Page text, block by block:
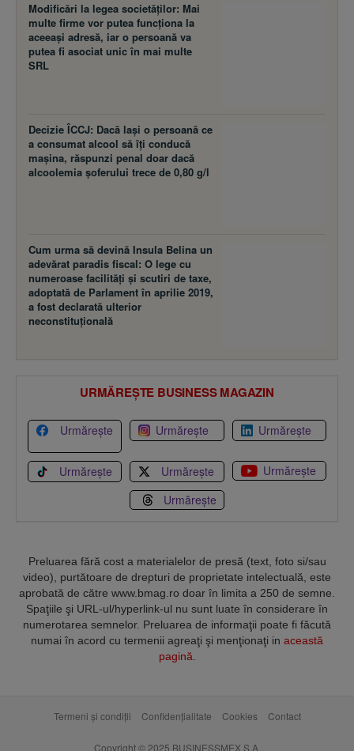
Modificări la legea societăţilor: Mai
multe firme vor putea funcţiona la
aceeaşi adresă, iar o persoană va
putea fi asociat unic în mai multe
SRL
Decizie ÎCCJ: Dacă laşi o persoană ce
a consumat alcool să îţi conducă
maşina, răspunzi penal doar dacă
alcoolemia şoferului trece de 0,80 g/l
Cum urma să devină Insula Belina un
adevărat paradis fiscal: O lege cu
numeroase facilităţi şi scutiri de taxe,
adoptată de Parlament în aprilie 2019,
a fost declarată ulterior
neconstituţională
URMĂREȘTE BUSINESS MAGAZIN
Urmărește Urmărește Urmărește
Urmărește Urmărește
Urmărește
Urmărește
Preluarea fără cost a materialelor de presă (text, foto si/sau
video), purtătoare de drepturi de proprietate intelectuală, este
aprobată de către www.bmag.ro doar în limita a 250 de semne.
Spaţiile şi URL-ul/hyperlink-ul nu sunt luate în considerare în
numerotarea semnelor. Preluarea de informaţii poate fi făcută
numai în acord cu termenii agreaţi şi menţionaţi in această
pagină
Termeni și condiții Confidențialitate Cookies Contact
Copyright © 2025 BUSINESSMEX S.A.